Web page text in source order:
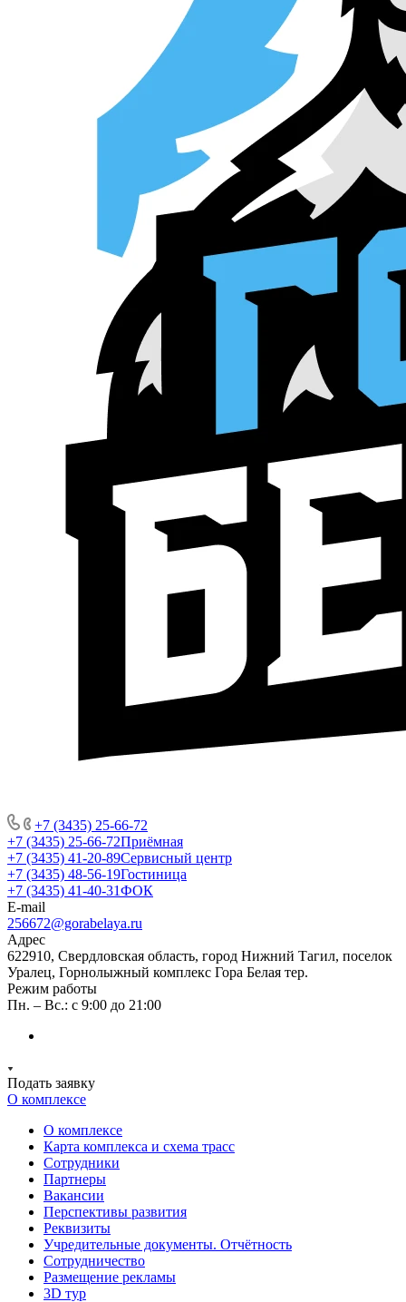
+7 (3435) 25-66-72
+7 (3435) 25-66-72Приёмная
+7 (3435) 41-20-89Сервисный центр
+7 (3435) 48-56-19Гостиница
+7 (3435) 41-40-31ФОК
E-mail
256672@gorabelaya.ru
Адрес
622910, Свердловская область, город Нижний Тагил, поселок
Уралец, Горнолыжный комплекс Гора Белая тер.
Режим работы
Пн. – Вс.: с 9:00 до 21:00
Подать заявку
О комплексе
О комплексе
Карта комплекса и схема трасс
Сотрудники
Партнеры
Вакансии
Перспективы развития
Реквизиты
Учредительные документы. Отчётность
Сотрудничество
Размещение рекламы
3D тур